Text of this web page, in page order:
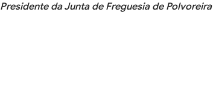
Presidente da Junta de Freguesia de Polvoreira